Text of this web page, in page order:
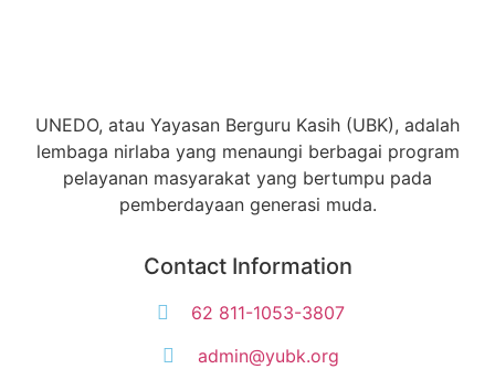
UNEDO, atau Yayasan Berguru Kasih (UBK), adalah
lembaga nirlaba yang menaungi berbagai program
pelayanan masyarakat yang bertumpu pada
pemberdayaan generasi muda.
Contact Information
62 811-1053-3807
admin@yubk.org